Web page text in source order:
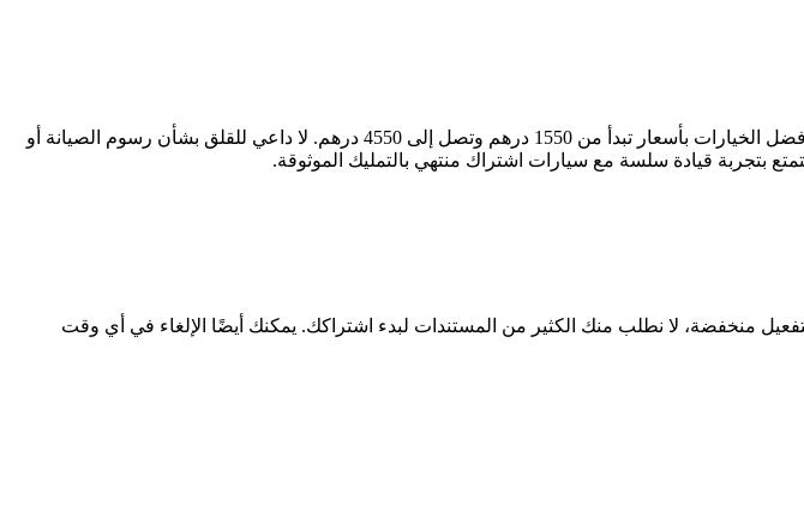
ابحث عن سيارتك المثالية بسهولة وثقة مع سيارات المستعملة. إذا كنت تبحث عن موديل ، فإننا نقدم لك أفضل الخيارات بأسعار تبدأ من 1550 درهم وتصل إلى 4550 درهم. لا داعي للقلق بشأن رسوم الصيانة أو
بتجربة قيادة سلسة مع سيارات اشتراك منتهي بالتمليك الموثوقة.
منخفضة، لا نطلب منك الكثير من المستندات لبدء اشتراكك. يمكنك أيضًا الإلغاء في أي وقت